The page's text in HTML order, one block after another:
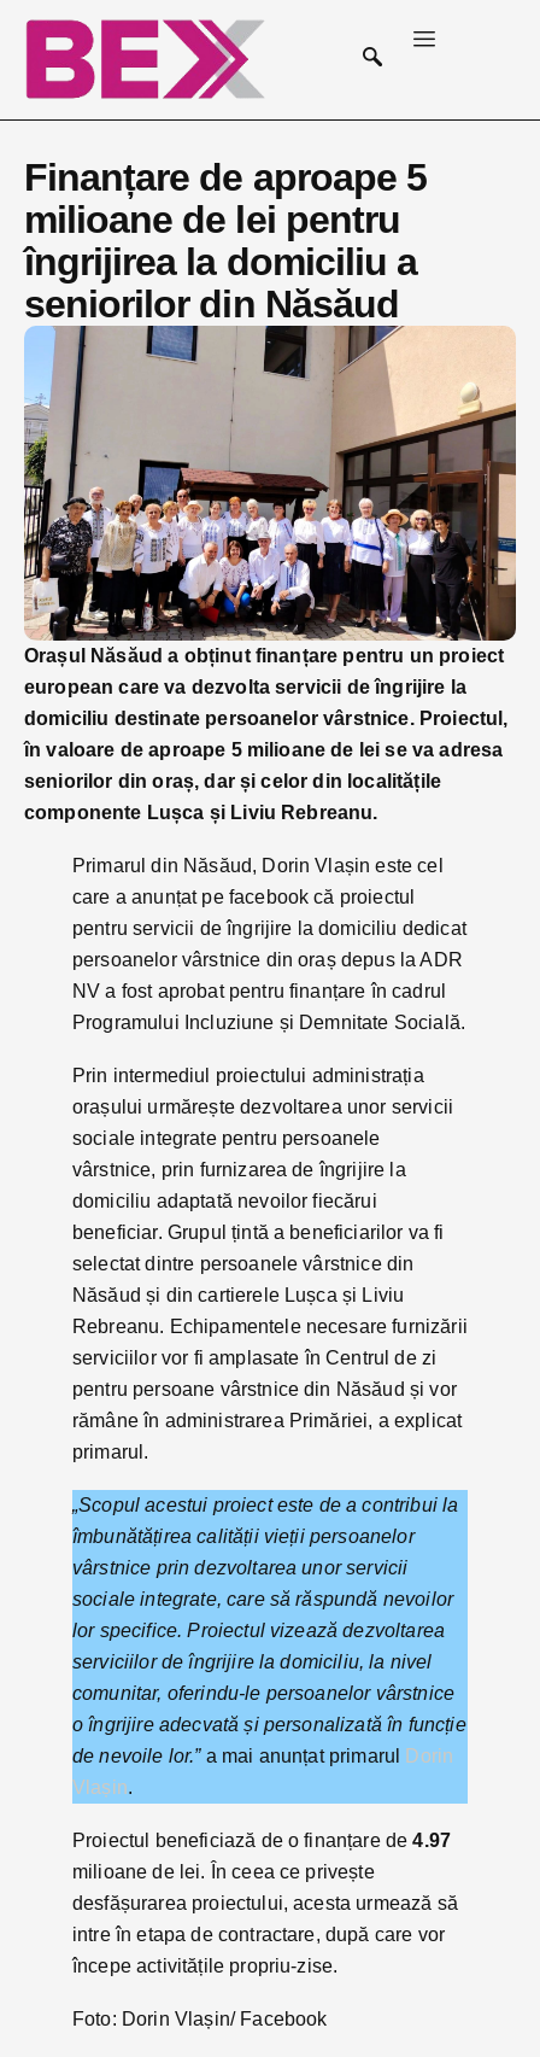
Finanțare de aproape 5
milioane de lei pentru
îngrijirea la domiciliu a
seniorilor din Năsăud
Orașul Năsăud a obținut finanțare pentru un proiect
european care va dezvolta servicii de îngrijire la
domiciliu destinate persoanelor vârstnice. Proiectul,
în valoare de aproape 5 milioane de lei se va adresa
seniorilor din oraș, dar și celor din localitățile
componente Lușca și Liviu Rebreanu.
Primarul din Năsăud, Dorin Vlașin este cel
care a anunțat pe facebook că proiectul
pentru servicii de îngrijire la domiciliu dedicat
persoanelor vârstnice din oraș depus la ADR
NV a fost aprobat pentru finanțare în cadrul
Programului Incluziune și Demnitate Socială.
Prin intermediul proiectului administrația
orașului urmărește dezvoltarea unor servicii
sociale integrate pentru persoanele
vârstnice, prin furnizarea de îngrijire la
domiciliu adaptată nevoilor fiecărui
beneficiar. Grupul țintă a beneficiarilor va fi
selectat dintre persoanele vârstnice din
Năsăud și din cartierele Lușca și Liviu
Rebreanu. Echipamentele necesare furnizării
serviciilor vor fi amplasate în Centrul de zi
pentru persoane vârstnice din Năsăud și vor
rămâne în administrarea Primăriei, a explicat
primarul.
„Scopul acestui proiect este de a contribui la
îmbunătățirea calității vieții persoanelor
vârstnice prin dezvoltarea unor servicii
sociale integrate, care să răspundă nevoilor
lor specifice. Proiectul vizează dezvoltarea
serviciilor de îngrijire la domiciliu, la nivel
comunitar, oferindu-le persoanelor vârstnice
o îngrijire adecvată și personalizată în funcție
de nevoile lor.”a mai anunțat primarul
Dorin
Vlașin.
Proiectul beneficiază de o finanțare de 4.97
milioane de lei. În ceea ce privește
desfășurarea proiectului, acesta urmează să
intre în etapa de contractare, după care vor
începe activitățile propriu-zise.
Foto: Dorin Vlașin/ Facebook